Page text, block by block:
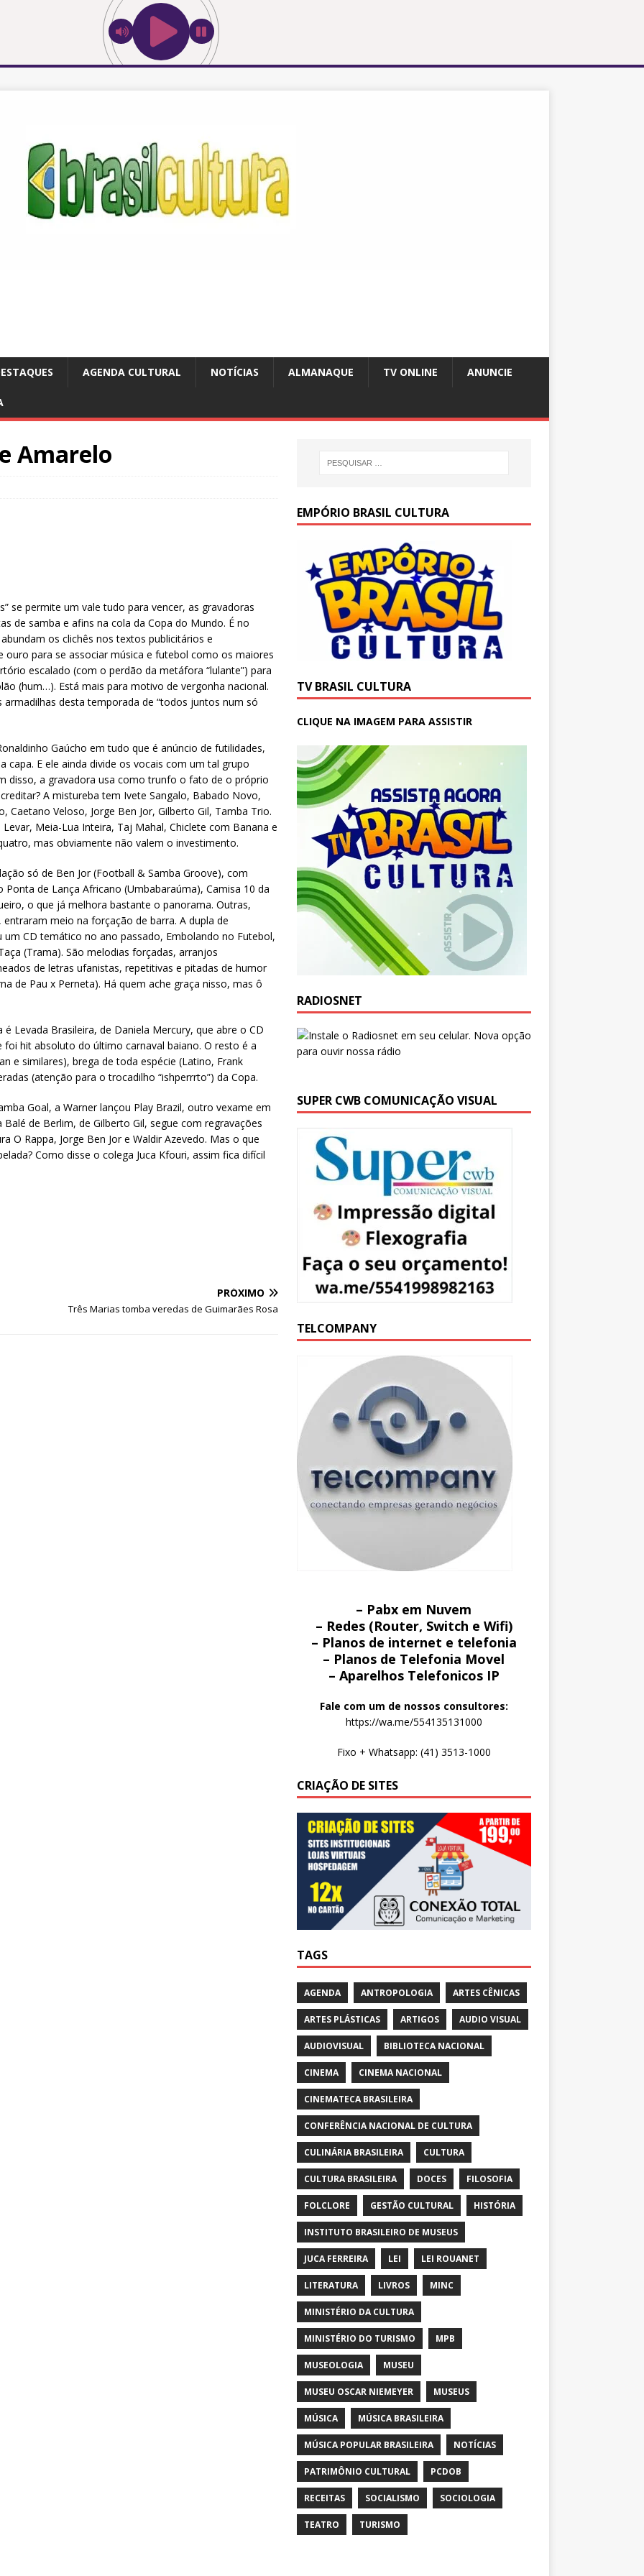
AGENDA CULTURAL NOTÍCIAS ALMANAQUE TV ONLINE ANUNCIE
Amarelo
se permite um vale tudo para vencer, as gravadoras
de samba e afins na cola da Copa do Mundo. É no
os clichês nos textos publicitários e
ouro para se associar música e futebol como os maiores
escalado (com o perdão da metáfora “lulante”) para
(hum…). Está mais para motivo de vergonha nacional.
desta temporada de “todos juntos num só
Gaúcho em tudo que é anúncio de futilidades,
capa. E ele ainda divide os vocais com um tal grupo
disso, a gravadora usa como trunfo o fato de o próprio
A mistureba tem Ivete Sangalo, Babado Novo,
Caetano Veloso, Jorge Ben Jor, Gilberto Gil, Tamba Trio.
Meia-Lua Inteira, Taj Mahal, Chiclete com Banana e
mas obviamente não valem o investimento.
só de Ben Jor (Football & Samba Groove), com
de Lança Africano (Umbabaraúma), Camisa 10 da
o que já melhora bastante o panorama. Outras,
meio na forçação de barra. A dupla de
CD temático no ano passado, Embolando no Futebol,
(Trama). São melodias forçadas, arranjos
de letras ufanistas, repetitivas e pitadas de humor
de Pau x Perneta). Há quem ache graça nisso, mas ô
Levada Brasileira, de Daniela Mercury, que abre o CD
hit absoluto do último carnaval baiano. O resto é a
e similares), brega de toda espécie (Latino, Frank
(atenção para o trocadilho “ishperrrto”) da Copa.
Goal, a Warner lançou Play Brazil, outro vexame em
de Berlim, de Gilberto Gil, segue com regravações
O Rappa, Jorge Ben Jor e Waldir Azevedo. Mas o que
Como disse o colega Juca Kfouri, assim fica difícil
PRÓXIMO
Três Marias tomba veredas de Guimarães Rosa
EMPÓRIO BRASIL CULTURA
TV BRASIL CULTURA
CLIQUE NA IMAGEM PARA ASSISTIR
RADIOSNET
SUPER CWB COMUNICAÇÃO VISUAL
TELCOMPANY
– Pabx em Nuvem
– Redes (Router, Switch e Wifi)
– Planos de internet e telefonia
– Planos de Telefonia Movel
– Aparelhos Telefonicos IP
Fale com um de nossos consultores:
https://wa.me/554135131000
Fixo + Whatsapp: (41) 3513-1000
CRIAÇÃO DE SITES
TAGS
AGENDA ANTROPOLOGIA ARTES CÊNICAS
ARTES PLÁSTICAS ARTIGOS AUDIO VISUAL
AUDIOVISUAL BIBLIOTECA NACIONAL
CINEMA CINEMA NACIONAL
CINEMATECA BRASILEIRA
CONFERÊNCIA NACIONAL DE CULTURA
CULINÁRIA BRASILEIRA CULTURA
CULTURA BRASILEIRA DOCES FILOSOFIA
FOLCLORE GESTÃO CULTURAL HISTÓRIA
INSTITUTO BRASILEIRO DE MUSEUS
JUCA FERREIRA LEI LEI ROUANET
LITERATURA LIVROS MINC
MINISTÉRIO DA CULTURA
MINISTÉRIO DO TURISMO MPB
MUSEOLOGIA MUSEU
MUSEU OSCAR NIEMEYER MUSEUS
MÚSICA MÚSICA BRASILEIRA
MÚSICA POPULAR BRASILEIRA NOTÍCIAS
PATRIMÔNIO CULTURAL PCDOB
RECEITAS SOCIALISMO SOCIOLOGIA
TEATRO TURISMO